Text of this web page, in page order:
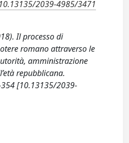
2039-4985/3471
Il processo di
romano attraverso le
amministrazione
repubblicana.
354 [10.13135/2039-